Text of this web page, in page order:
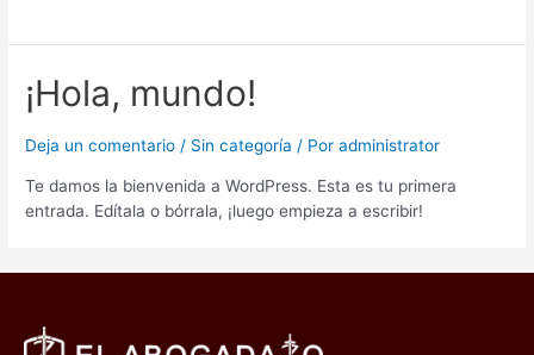
¡Hola, mundo!
Deja un comentario / Sin categoría / Poradministrator
Te damos la bienvenida a WordPress. Esta es tu primera
entrada. Edítala o bórrala, ¡luego empieza a escribir!